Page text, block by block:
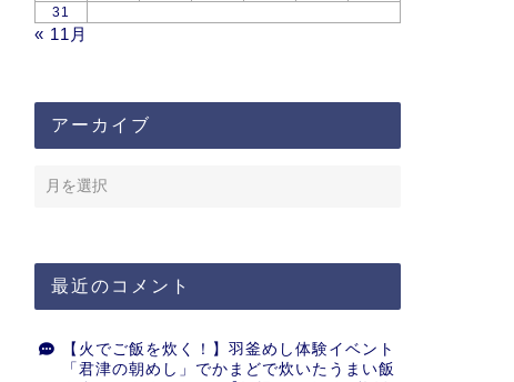
31
« 11月
アーカイブ
最近のコメント
【火でご飯を炊く！】羽釜めし体験イベント
「君津の朝めし」でかまどで炊いたうまい飯